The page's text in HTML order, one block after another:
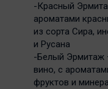
-Красный
ароматами
из сорта Сира,
и Русана
-Белый Эрмитаж
вино, с
фруктов и